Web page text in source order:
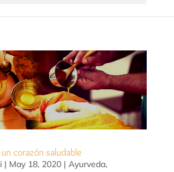
corazón saludable
| May 18, 2020| Ayurveda,